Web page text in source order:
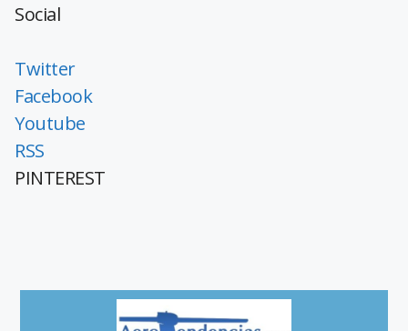
Social
Twitter
Facebook
Youtube
RSS
PINTEREST